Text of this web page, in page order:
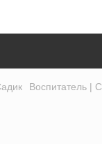
Воспитатель |